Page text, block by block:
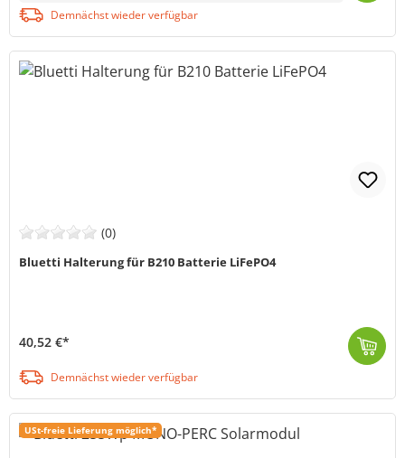
Demnächst wieder verfügbar
(0)
Bluetti Halterung für B210 Batterie LiFePO4
40,52 €*
Demnächst wieder verfügbar
USt-freie Lieferung möglich*